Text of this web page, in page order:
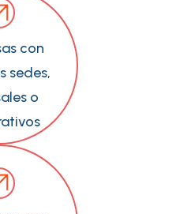
con
sedes,
o